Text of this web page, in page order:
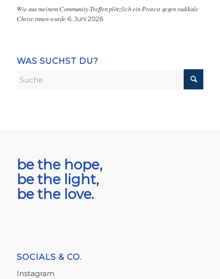
Wie aus meinem Community-Treffen plötzlich ein Protest gegen radikale
Christ:innen wurde 6. Juni 2026
WAS SUCHST DU?
be the hope,
be the light,
be the love.
SOCIALS & CO.
Instagram